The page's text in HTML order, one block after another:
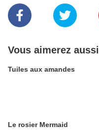
Vous aimerez aussi
Tuiles aux amandes
Le rosier Mermaid